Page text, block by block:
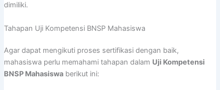
dimiliki.
Tahapan Uji Kompetensi BNSP Mahasiswa
Agar dapat mengikuti proses sertifikasi dengan baik,
mahasiswa perlu memahami tahapan dalam Uji Kompetensi
BNSP Mahasiswaberikut ini: